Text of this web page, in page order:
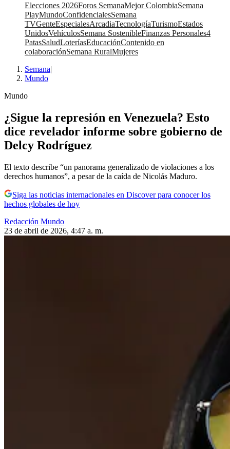
Elecciones 2026Foros SemanaMejor ColombiaSemana
PlayMundoConfidencialesSemana
TVGenteEspecialesArcadiaTecnologíaTurismoEstados
UnidosVehículosSemana SostenibleFinanzas Personales4
PatasSaludLoteríasEducaciónContenido en
colaboraciónSemana RuralMujeres
Semana|
Mundo
Mundo
¿Sigue la represión en Venezuela? Esto
dice revelador informe sobre gobierno de
Delcy Rodríguez
El texto describe “un panorama generalizado de violaciones a los
derechos humanos”, a pesar de la caída de Nicolás Maduro.
Siga las noticias internacionales en Discover para conocer los
hechos globales de hoy
Redacción Mundo
23 de abril de 2026, 4:47 a. m.